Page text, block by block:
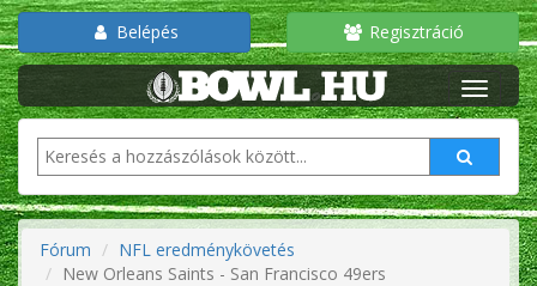
Belépés Regisztráció
Fórum
NFL eredménykövetés
New Orleans Saints - San Francisco 49ers